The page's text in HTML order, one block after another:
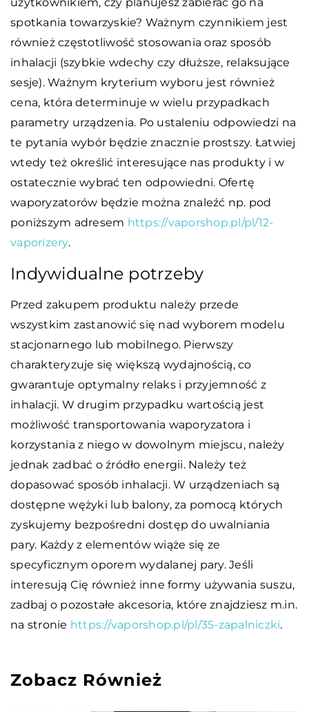
spotkania towarzyskie? Ważnym czynnikiem jest
również częstotliwość stosowania oraz sposób
inhalacji (szybkie wdechy czy dłuższe, relaksujące
sesje). Ważnym kryterium wyboru jest również
cena, która determinuje w wielu przypadkach
parametry urządzenia. Po ustaleniu odpowiedzi na
te pytania wybór będzie znacznie prostszy. Łatwiej
wtedy też określić interesujące nas produkty i w
ostatecznie wybrać ten odpowiedni. Ofertę
waporyzatorów będzie można znaleźć np. pod
poniższym adresem https://vaporshop.pl/pl/12-
vaporizery.
Indywidualne potrzeby
Przed zakupem produktu należy przede
wszystkim zastanowić się nad wyborem modelu
stacjonarnego lub mobilnego. Pierwszy
charakteryzuje się większą wydajnością, co
gwarantuje optymalny relaks i przyjemność z
inhalacji. W drugim przypadku wartością jest
możliwość transportowania waporyzatora i
korzystania z niego w dowolnym miejscu, należy
jednak zadbać o źródło energii. Należy też
dopasować sposób inhalacji. W urządzeniach są
dostępne wężyki lub balony, za pomocą których
zyskujemy bezpośredni dostęp do uwalniania
pary. Każdy z elementów wiąże się ze
specyficznym oporem wydalanej pary. Jeśli
interesują Cię również inne formy używania suszu,
zadbaj o pozostałe akcesoria, które znajdziesz m.in.
na stronie https://vaporshop.pl/pl/35-zapalniczki.
Zobacz Również